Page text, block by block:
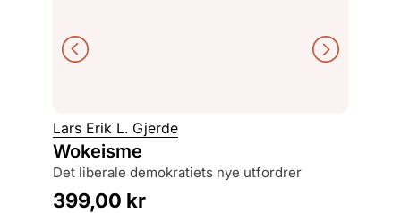
Lars Erik L. Gjerde
Wokeisme
det liberale demokratiets nye utfordrer
399,00 kr